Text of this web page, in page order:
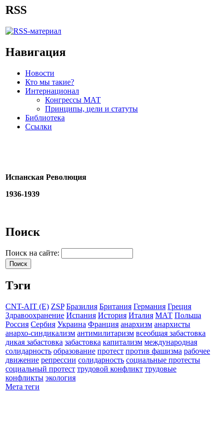
RSS
Навигация
Новости
Кто мы такие?
Интернационал
Конгрессы МАТ
Принципы, цели и статуты
Библиотека
Ссылки
Испанская Революция
1936-1939
Поиск
Поиск на сайте:
Тэги
CNT-AIT (E) ZSP Бразилия Британия Германия Греция
Здравоохранение Испания История Италия МАТ Польша
Россия Сербия Украина Франция анархизм анархисты
анархо-синдикализм антимилитаризм всеобщая забастовка
дикая забастовка забастовка капитализм международная
солидарность образование протест против фашизма рабочее
движение репрессии солидарность социальные протесты
социальный протест трудовой конфликт трудовые
конфликты экология
Мета теги